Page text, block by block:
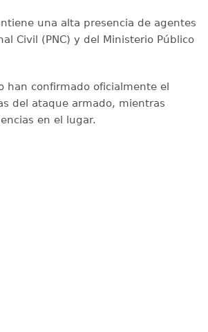
una alta presencia de agentes
Civil (PNC) y del Ministerio Público
han confirmado oficialmente el
del ataque armado, mientras
en el lugar.